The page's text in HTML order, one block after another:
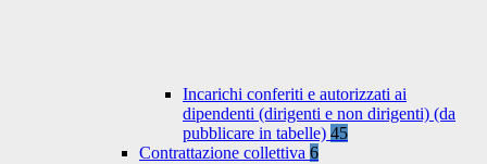
Incarichi conferiti e autorizzati ai
dipendenti (dirigenti e non dirigenti) (da
pubblicare in tabelle) 45
Contrattazione collettiva 6